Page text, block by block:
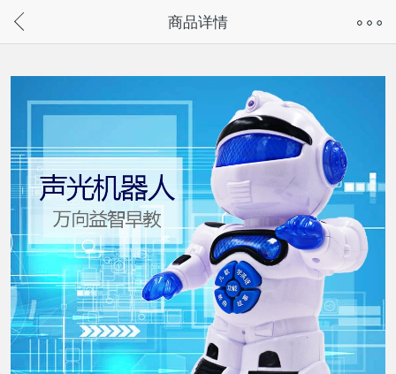
请通过微信或支付宝搜“奇兔客小程序”访问
商品详情